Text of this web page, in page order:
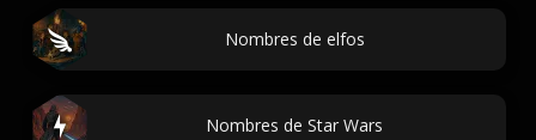
Nombres de elfos
Nombres de Star Wars